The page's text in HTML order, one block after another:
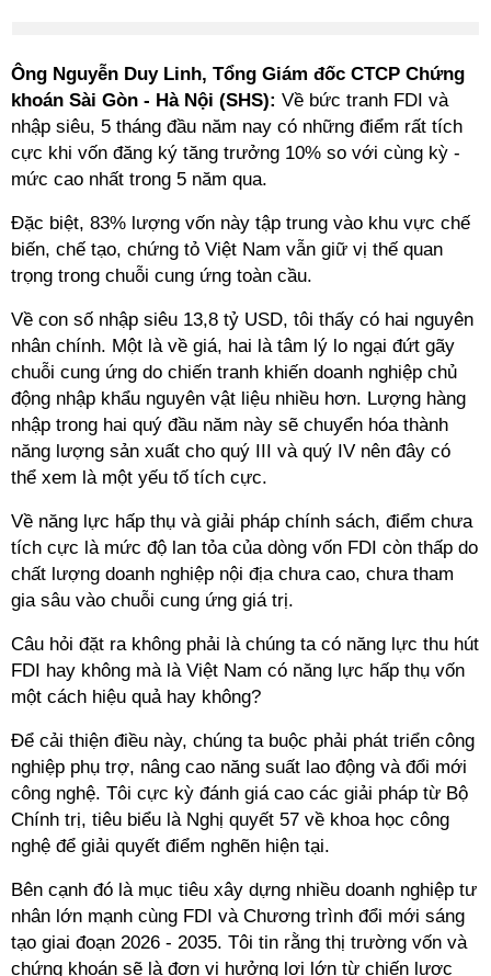
Ông Nguyễn Duy Linh, Tổng Giám đốc CTCP Chứng
khoán Sài Gòn - Hà Nội (SHS): Về bức tranh FDI và
nhập siêu, 5 tháng đầu năm nay có những điểm rất tích
cực khi vốn đăng ký tăng trưởng 10% so với cùng kỳ -
mức cao nhất trong 5 năm qua.
Đặc biệt, 83% lượng vốn này tập trung vào khu vực chế
biến, chế tạo, chứng tỏ Việt Nam vẫn giữ vị thế quan
trọng trong chuỗi cung ứng toàn cầu.
Về con số nhập siêu 13,8 tỷ USD, tôi thấy có hai nguyên
nhân chính. Một là về giá, hai là tâm lý lo ngại đứt gãy
chuỗi cung ứng do chiến tranh khiến doanh nghiệp chủ
động nhập khẩu nguyên vật liệu nhiều hơn. Lượng hàng
nhập trong hai quý đầu năm này sẽ chuyển hóa thành
năng lượng sản xuất cho quý III và quý IV nên đây có
thể xem là một yếu tố tích cực.
Về năng lực hấp thụ và giải pháp chính sách, điểm chưa
tích cực là mức độ lan tỏa của dòng vốn FDI còn thấp do
chất lượng doanh nghiệp nội địa chưa cao, chưa tham
gia sâu vào chuỗi cung ứng giá trị.
Câu hỏi đặt ra không phải là chúng ta có năng lực thu hút
FDI hay không mà là Việt Nam có năng lực hấp thụ vốn
một cách hiệu quả hay không?
Để cải thiện điều này, chúng ta buộc phải phát triển công
nghiệp phụ trợ, nâng cao năng suất lao động và đổi mới
công nghệ. Tôi cực kỳ đánh giá cao các giải pháp từ Bộ
Chính trị, tiêu biểu là Nghị quyết 57 về khoa học công
nghệ để giải quyết điểm nghẽn hiện tại.
Bên cạnh đó là mục tiêu xây dựng nhiều doanh nghiệp tư
nhân lớn mạnh cùng FDI và Chương trình đổi mới sáng
tạo giai đoạn 2026 - 2035. Tôi tin rằng thị trường vốn và
chứng khoán sẽ là đơn vị hưởng lợi lớn từ chiến lược